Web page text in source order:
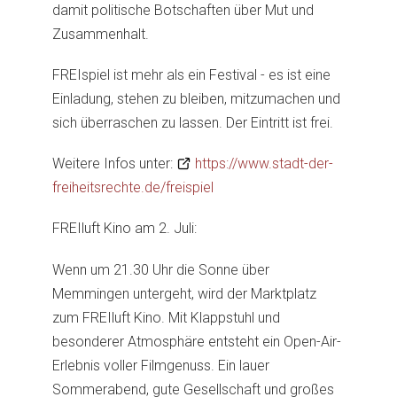
damit politische Botschaften über Mut und
Zusammenhalt.
FREIspiel ist mehr als ein Festival - es ist eine
Einladung, stehen zu bleiben, mitzumachen und
sich überraschen zu lassen. Der Eintritt ist frei.
Weitere Infos unter:
https://www.stadt-der-
freiheitsrechte.de/freispiel
FREIluft Kino am 2. Juli:
Wenn um 21.30 Uhr die Sonne über
Memmingen untergeht, wird der Marktplatz
zum FREIluft Kino. Mit Klappstuhl und
besonderer Atmosphäre entsteht ein Open-Air-
Erlebnis voller Filmgenuss. Ein lauer
Sommerabend, gute Gesellschaft und großes